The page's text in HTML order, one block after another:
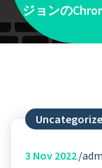
ジョンの
3 Nov 2022